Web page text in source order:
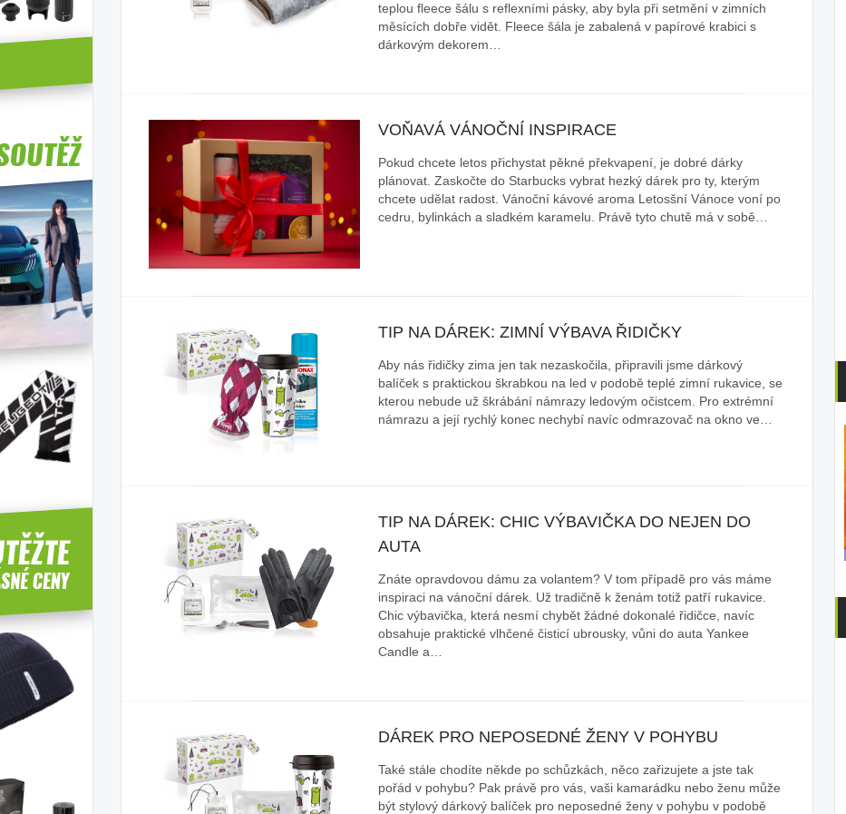
teplou fleece šálu s reflexními pásky, aby byla při setmění v zimních
měsících dobře vidět. Fleece šála je zabalená v papírové krabici s
dárkovým dekorem…
VOŇAVÁ VÁNOČNÍ INSPIRACE
Pokud chcete letos přichystat pěkné překvapení, je dobré dárky
plánovat. Zaskočte do Starbucks vybrat hezký dárek pro ty, kterým
chcete udělat radost. Vánoční kávové aroma Letosšní Vánoce voní po
cedru, bylinkách a sladkém karamelu. Právě tyto chutě má v sobě…
TIP NA DÁREK: ZIMNÍ VÝBAVA ŘIDIČKY
Aby nás řidičky zima jen tak nezaskočila, připravili jsme dárkový
balíček s praktickou škrabkou na led v podobě teplé zimní rukavice, se
kterou nebude už škrábání námrazy ledovým očistcem. Pro extrémní
námrazu a její rychlý konec nechybí navíc odmrazovač na okno ve…
TIP NA DÁREK: CHIC VÝBAVIČKA DO NEJEN DO
AUTA
Znáte opravdovou dámu za volantem? V tom případě pro vás máme
inspiraci na vánoční dárek. Už tradičně k ženám totiž patří rukavice.
Chic výbavička, která nesmí chybět žádné dokonalé řidičce, navíc
obsahuje praktické vlhčené čisticí ubrousky, vůni do auta Yankee
Candle a…
DÁREK PRO NEPOSEDNÉ ŽENY V POHYBU
Také stále chodíte někde po schůzkách, něco zařizujete a jste tak
pořád v pohybu? Pak právě pro vás, vaši kamarádku nebo ženu může
být stylový dárkový balíček pro neposedné ženy v pohybu v podobě